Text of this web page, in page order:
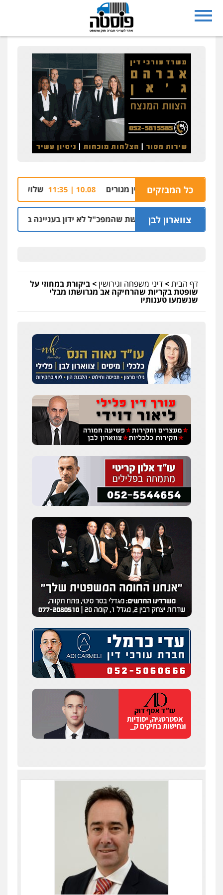
כל המבזקים
של בניין מגורים 10.08 | 11:35 שלושה נאשמים
צווארון לבן
ניצב שושן דורשת שהמפכ"ל לא ידון בעניינה בגלל קרבתו
דף הבית>דיני משפחה וגירושין>ביקורת במחוזי על
שופטת בקריות שהרחיקה אב מגרושתו מבלי
שנשמעו טענותיו